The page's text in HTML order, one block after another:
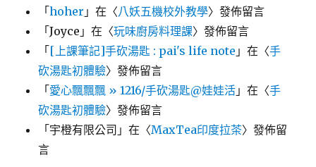
「hoher 」在〈八妖五機校外教學〉發佈留言
「Joyce 」在〈玩味廚房料理課〉發佈留言
「[上課筆記]手砍湯匙 : pai's life note 」在〈手
砍湯匙初體驗〉發佈留言
「愛心飄飄飄 » 1216/手砍湯匙@娃娃活 」在〈手
砍湯匙初體驗〉發佈留言
「宇橙有限公司 」在〈MaxTea印度拉茶〉發佈留
言